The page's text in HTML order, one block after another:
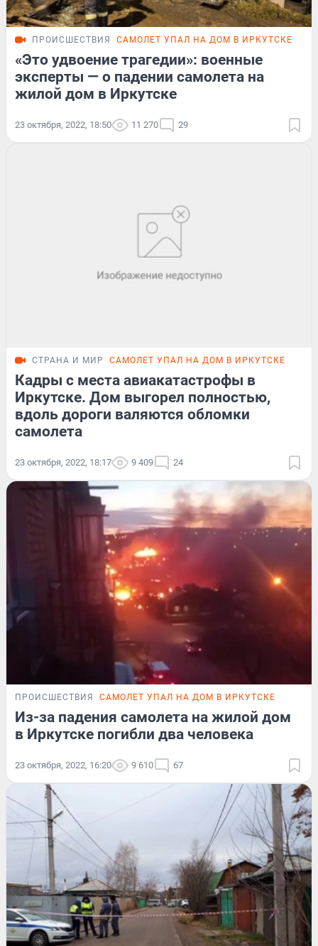
ПРОИСШЕСТВИЯ САМОЛЕТ УПАЛ НА ДОМ В ИРКУТСКЕ
«Это удвоение трагедии»: военные
эксперты — о падении самолета на
жилой дом в Иркутске
23 октября, 2022, 18:50 11 270 29
СТРАНА И МИР САМОЛЕТ УПАЛ НА ДОМ В ИРКУТСКЕ
Кадры с места авиакатастрофы в
Иркутске. Дом выгорел полностью,
вдоль дороги валяются обломки
самолета
23 октября, 2022, 18:17 9 409 24
ПРОИСШЕСТВИЯ САМОЛЕТ УПАЛ НА ДОМ В ИРКУТСКЕ
Из-за падения самолета на жилой дом
в Иркутске погибли два человека
23 октября, 2022, 16:20 9 610 67